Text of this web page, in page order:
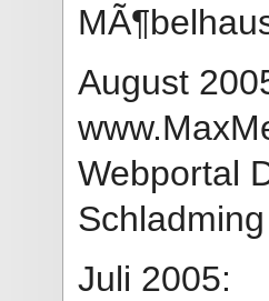
August
Webportal
Juli 2005: